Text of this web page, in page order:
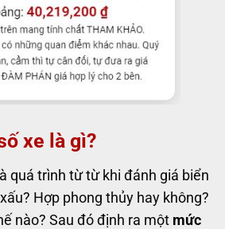
xe là gì?
quá trình từ từ khi đánh giá biển
Hợp phong thủy hay không?
nào? Sau đó định ra một mức